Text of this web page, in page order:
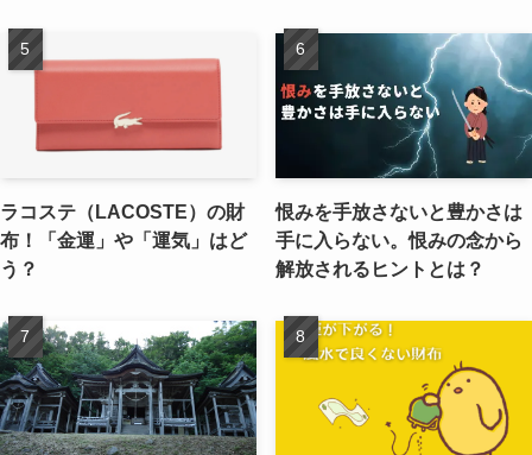
ラコステ（LACOSTE）の財
布！「金運」や「運気」はど
う？
恨みを手放さないと豊かさは
手に入らない。恨みの念から
解放されるヒントとは？